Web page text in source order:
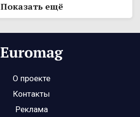
Показать ещё
О проекте
Контакты
Реклама